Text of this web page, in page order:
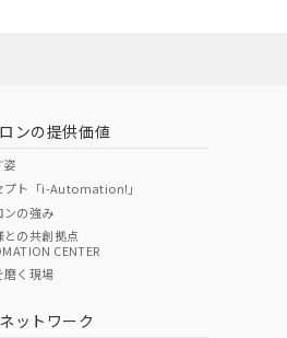
ンの提供価値
姿
プト「i-Automation!」
ンの強み
との共創拠点
CENTER
磨く現場
ットワーク